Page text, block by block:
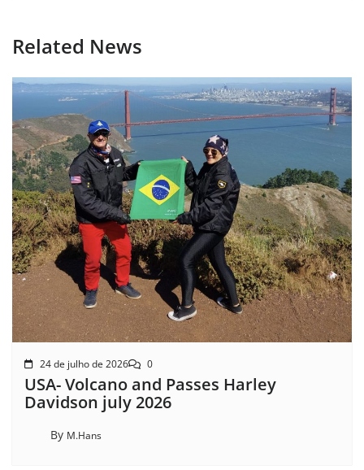
Related News
24 de julho de 2026 0
USA- Volcano and Passes Harley
Davidson july 2026
By M.Hans